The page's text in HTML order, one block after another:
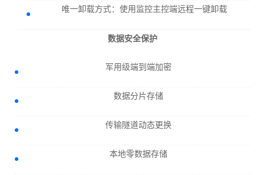
唯一卸载方式：使用监控主控端远程一键卸载
数据安全保护
军用级端到端加密
数据分片存储
传输隧道动态更换
本地零数据存储